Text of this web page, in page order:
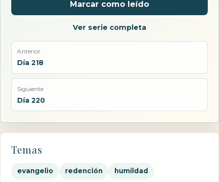
Marcar como leído
Ver serie completa
Anterior
Día 218
Siguiente
Día 220
Temas
evangelio redención humildad